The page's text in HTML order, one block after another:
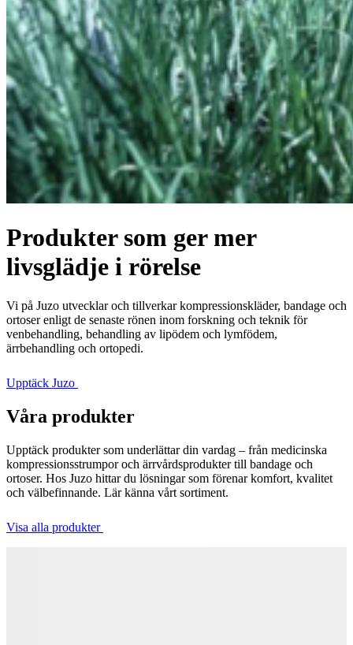
Produkter som ger mer
livsglädje i rörelse
Vi på Juzo utvecklar och tillverkar kompressionskläder, bandage och
ortoser enligt de senaste rönen inom forskning och teknik för
venbehandling, behandling av lipödem och lymfödem,
ärrbehandling och ortopedi.
Upptäck Juzo
Våra produkter
Upptäck produkter som underlättar din vardag – från medicinska
kompressionsstrumpor och ärrvårdsprodukter till bandage och
ortoser. Hos Juzo hittar du lösningar som förenar komfort, kvalitet
och välbefinnande. Lär känna vårt sortiment.
Visa alla produkter